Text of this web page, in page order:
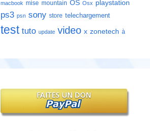
macbook mise mountain OS Osx playstation
ps3 psn sony store telechargement
test tuto update video x zonetech à